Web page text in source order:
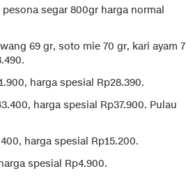
segar 800gr harga normal
69 gr, soto mie 70 gr, kari ayam 7
harga spesial Rp28.390.
harga spesial Rp37.900. Pulau
harga spesial Rp15.200.
spesial Rp4.900.